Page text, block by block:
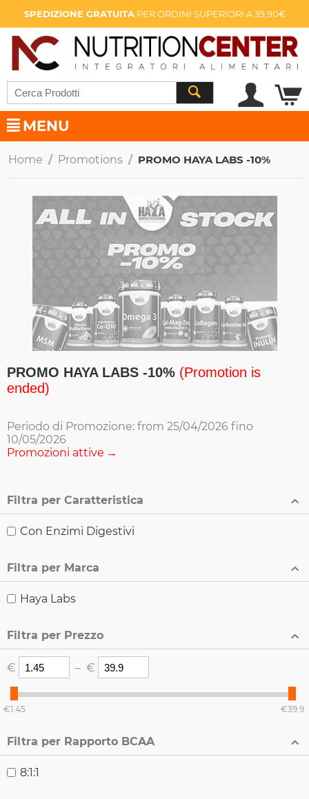
SPEDIZIONE GRATUITAPER ORDINI SUPERIORI A 39,90€
MENU
Home / Promotions / PROMO HAYA LABS -10%
PROMO HAYA LABS -10% (Promotion is
ended)
Periodo di Promozione: from 25/04/2026 fino
10/05/2026
Promozioni attive
Filtra per Caratteristica
Con Enzimi Digestivi
Filtra per Marca
Haya Labs
Filtra per Prezzo
€ – €
‎€1.45 ‎€39.9
Filtra per Rapporto BCAA
8:1:1